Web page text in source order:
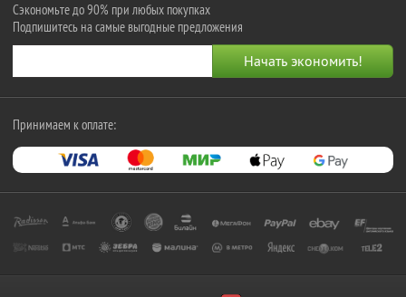
Сэкономьте до 90% при любых покупках
Подпишитесь на самые выгодные предложения
Принимаем к оплате: